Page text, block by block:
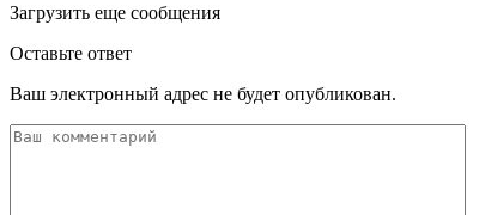
Загрузить еще сообщения
Оставьте ответ
Ваш электронный адрес не будет опубликован.